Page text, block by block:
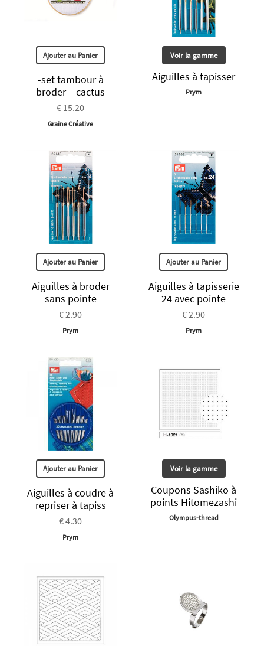
Ajouter au Panier
-set tambour à
broder – cactus
€ 15.20
Graine Créative
Voir la gamme
Aiguilles à tapisser
Prym
Ajouter au Panier
Aiguilles à broder
sans pointe
€ 2.90
Prym
Ajouter au Panier
Aiguilles à tapisserie
24 avec pointe
€ 2.90
Prym
Ajouter au Panier
Aiguilles à coudre à
repriser à tapiss
€ 4.30
Prym
Voir la gamme
Coupons Sashiko à
points Hitomezashi
Olympus-thread